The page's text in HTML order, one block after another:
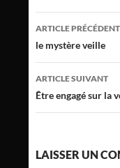
Navigation
des
articles
ARTICLE PRÉCÉDENT
le mystère veille
ARTICLE SUIVANT
Être engagé sur la
LAISSER UN